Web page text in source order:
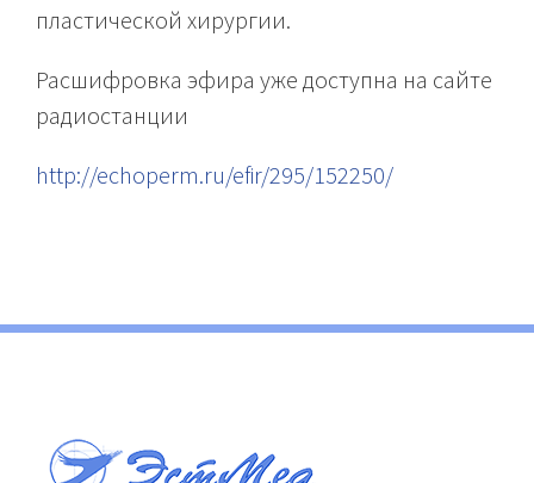
пластической хирургии.
Расшифровка эфира уже доступна на сайте
радиостанции
http://echoperm.ru/efir/295/152250/